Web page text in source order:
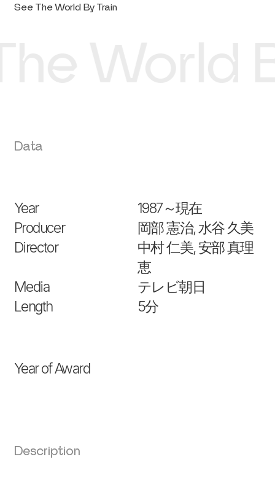
See The World By Train
Data
Year
1987～現在
Producer
岡部 憲治, 水谷 久美
Director
中村 仁美, 安部 真理
恵
Media
テレビ朝日
Length
5分
Year of Award
Description